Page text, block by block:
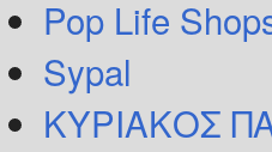
Pop Life
Sypal
ΚΥΡΙΑΚΟΣ